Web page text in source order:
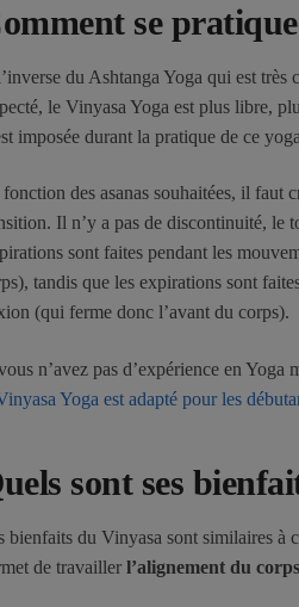
se
du Ashtanga Yoga qui est très
le Vinyasa Yoga est plus libre,
imposée durant la pratique de ce
fonction des asanas souhaitées, il faut
Il n’y a pas de discontinuité, le
sont faites pendant les
tandis que les expirations sont
(qui ferme donc l’avant du corps).
n’avez pas d’expérience en Yoga
Yoga est adapté pour les
sont ses
bienfaits du Vinyasa sont similaires à
de travailler l’alignement du